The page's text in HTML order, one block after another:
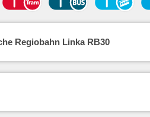
Regiobahn Linka RB30